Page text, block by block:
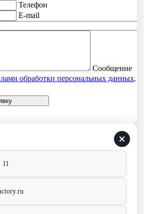
Телефон
E-mail
Сообщение
обработки персональных данных.